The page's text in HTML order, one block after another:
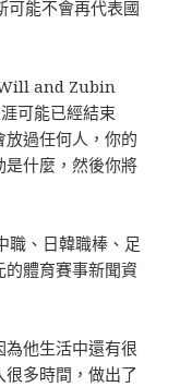
能不會再代表國
and Zubin
可能已經結束
過任何人，你的
是什麼，然後你將
職、日韓職棒、足
的體育賽事新聞資
為他生活中還有很
多時間，做出了